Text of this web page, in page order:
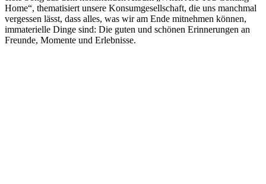
Home“, thematisiert unsere Konsumgesellschaft, die uns manchmal
vergessen lässt, dass alles, was wir am Ende mitnehmen können,
immaterielle Dinge sind: Die guten und schönen Erinnerungen an
Freunde, Momente und Erlebnisse.